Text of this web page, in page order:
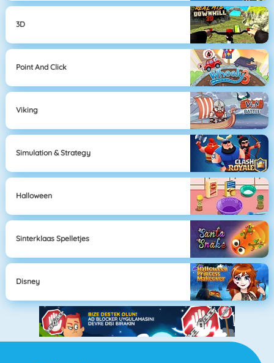
3D
Point And Click
Viking
Simulation & Strategy
Halloween
Sinterklaas Spelletjes
Disney